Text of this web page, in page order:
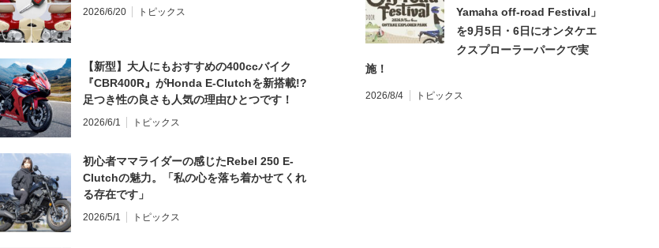
2026/6/20 トピックス
【新型】大人にもおすすめの400ccバイク
『CBR400R』がHonda E-Clutchを新搭載!?
足つき性の良さも人気の理由ひとつです！
2026/6/1 トピックス
初心者ママライダーの感じたRebel 250 E-
Clutchの魅力。「私の心を落ち着かせてくれ
る存在です」
2026/5/1 トピックス
Yamaha off-road Festival」
を9月5日・6日にオンタケエ
クスプローラーパークで実
施！
2026/8/4 トピックス